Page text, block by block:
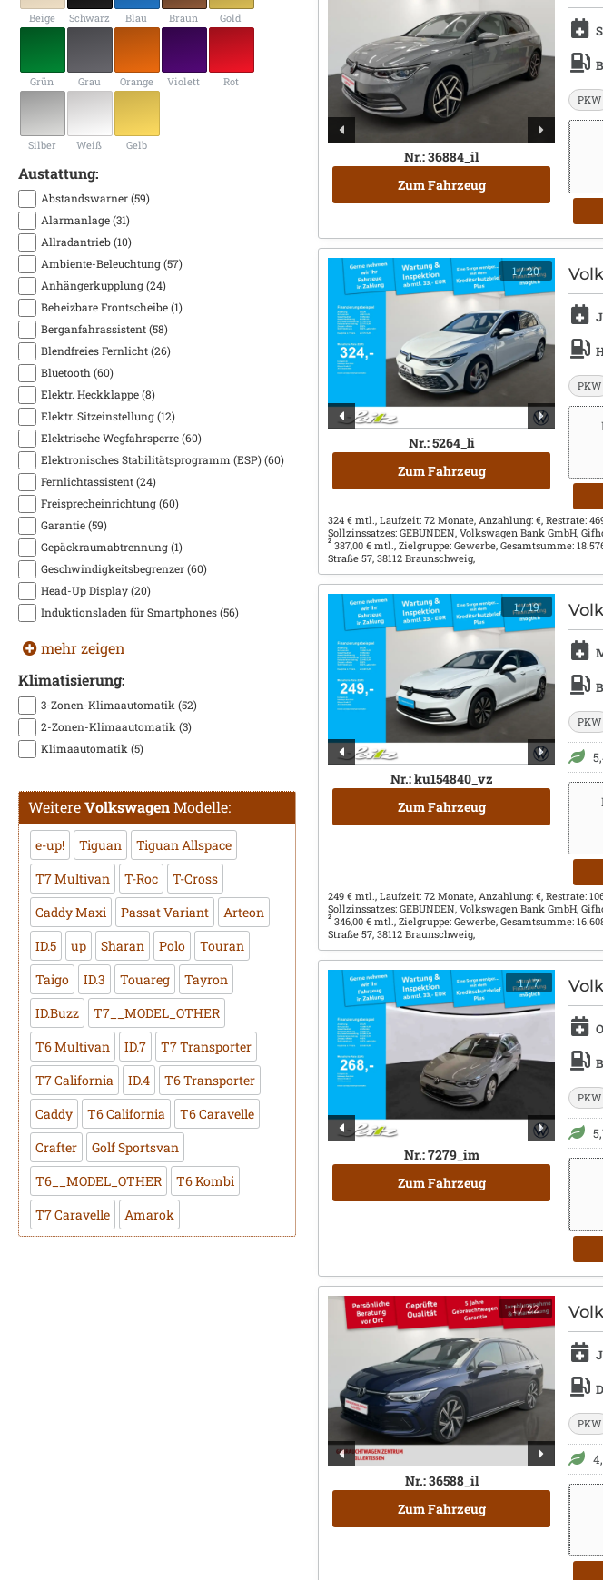
Beige Schwarz Blau Braun Gold
Grün Grau Orange Violett Rot
Silber Weiß Gelb
Austattung:
Abstandswarner (59)
Alarmanlage (31)
Allradantrieb (10)
Ambiente-Beleuchtung (57)
Anhängerkupplung (24)
Beheizbare Frontscheibe (1)
Berganfahrassistent (58)
Blendfreies Fernlicht (26)
Bluetooth (60)
Elektr. Heckklappe (8)
Elektr. Sitzeinstellung (12)
Elektrische Wegfahrsperre (60)
Elektronisches Stabilitätsprogramm (ESP) (60)
Fernlichtassistent (24)
Freisprecheinrichtung (60)
Garantie (59)
Gepäckraumabtrennung (1)
Geschwindigkeitsbegrenzer (60)
Head-Up Display (20)
Induktionsladen für Smartphones (56)
mehr zeigen
Klimatisierung:
3-Zonen-Klimaautomatik (52)
2-Zonen-Klimaautomatik (3)
Klimaautomatik (5)
WeitereVolkswagenModelle:
e-up! Tiguan
Tiguan Allspace
T7 Multivan
T-Roc
T-Cross
Caddy Maxi
Passat Variant
Arteon
ID.5
up Sharan Polo
Touran
Taigo
ID.3 Touareg
Tayron
ID.Buzz
T7__MODEL_OTHER
T6 Multivan
ID.7
T7 Transporter
T7 California
ID.4
T6 Transporter
Caddy
T6 California
T6 Caravelle
Crafter
Golf Sportsvan
T6__MODEL_OTHER
T6 Kombi
T7 Caravelle
Amarok
Nr.: 36884_il
Zum Fahrzeug
PKW
1/ 20
Nr.: 5264_li
Zum Fahrzeug
PKW
324 € mtl., Laufzeit: 72 Monate, Anzahlung: €, Restrate:
Sollzinssatzes: GEBUNDEN, Volkswagen Bank GmbH,
2 387,00 € mtl., Zielgruppe: Gewerbe, Gesamtsumme:
Straße 57, 38112 Braunschweig,
1/ 19
Nr.: ku154840_vz
Zum Fahrzeug
PKW
249 € mtl., Laufzeit: 72 Monate, Anzahlung: €, Restrate:
Sollzinssatzes: GEBUNDEN, Volkswagen Bank GmbH,
2 346,00 € mtl., Zielgruppe: Gewerbe, Gesamtsumme:
Straße 57, 38112 Braunschweig,
1/ 7
Nr.: 7279_im
Zum Fahrzeug
PKW
1/ 22
Nr.: 36588_il
Zum Fahrzeug
PKW